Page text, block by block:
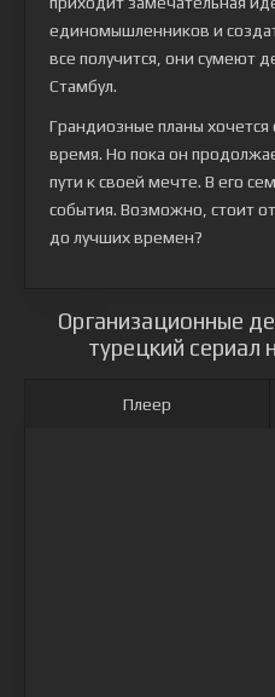
единомышленников и
все получится, они сумеют
Стамбул.
Грандиозные планы
время. Но пока он
пути к своей мечте. В его
события. Возможно, стоит
до лучших времен?
Организационные
турецкий сериал
Плеер